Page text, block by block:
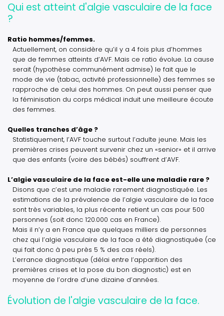
Qui est atteint d'algie vasculaire de la face
?
Ratio hommes/femmes.
Actuellement, on considère qu’il y a 4 fois plus d’hommes
que de femmes atteints d’AVF. Mais ce ratio évolue. La cause
serait (hypothèse communément admise) le fait que le
mode de vie (tabac, activité professionnelle) des femmes se
rapproche de celui des hommes. On peut aussi penser que
la féminisation du corps médical induit une meilleure écoute
des femmes.
Quelles tranches d’âge ?
Statistiquement, l’AVF touche surtout l’adulte jeune. Mais les
premières crises peuvent survenir chez un «senior» et il arrive
que des enfants (voire des bébés) souffrent d’AVF.
L’algie vasculaire de la face est-elle une maladie rare ?
Disons que c’est une maladie rarement diagnostiquée. Les
estimations de la prévalence de l’algie vasculaire de la face
sont très variables, la plus récente retient un cas pour 500
personnes (soit donc 120.000 cas en France).
Mais il n’y a en France que quelques milliers de personnes
chez qui l’algie vasculaire de la face a été diagnostiquée (ce
qui fait donc à peu près 5 % des cas réels).
L’errance diagnostique (délai entre l’apparition des
premières crises et la pose du bon diagnostic) est en
moyenne de l’ordre d’une dizaine d’années.
Évolution de l'algie vasculaire de la face.